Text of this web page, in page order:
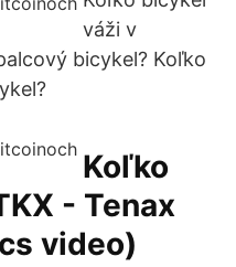
váži v
bicykel? Koľko
Koľko
- Tenax
video)